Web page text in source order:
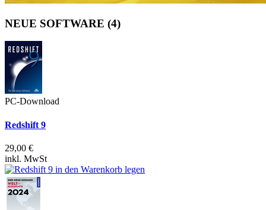
NEUE SOFTWARE (4)
PC-Download
Redshift 9
29,00 €
inkl. MwSt